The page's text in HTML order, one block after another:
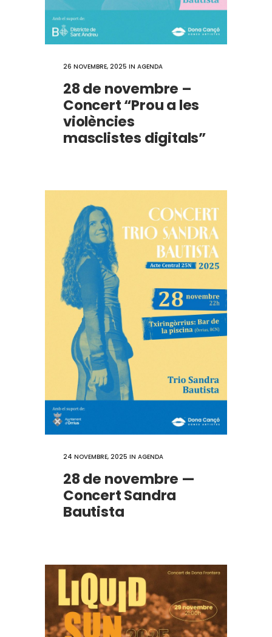
26 NOVEMBRE, 2025 IN AGENDA
28 de novembre –
Concert “Prou a les
violències
masclistes digitals”
24 NOVEMBRE, 2025 IN AGENDA
28 de novembre —
Concert Sandra
Bautista